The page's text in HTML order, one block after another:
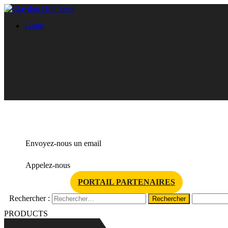
Login
Envoyez-nous un email
Appelez-nous
PORTAIL PARTENAIRES
Rechercher :
PRODUCTS